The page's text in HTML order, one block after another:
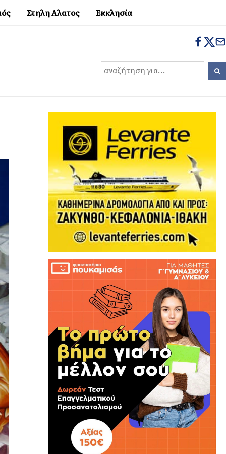
Στηλη Αλατος Εκκλησία